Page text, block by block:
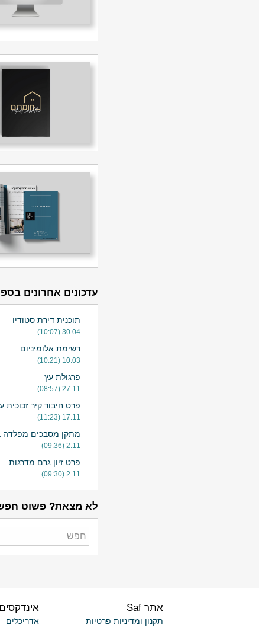
עדכונים אחרונים
תוכנית דירת סטודיו
30.04 (10:07)
רשימת אלומיניום
10.03 (10:21)
פרגולת עץ
27.11 (08:57)
פרט חיבור קיר
17.11 (11:23)
מתקן מסבכים מפלדה
2.11 (09:36)
פרט זיון גרם מדרגות
2.11 (09:30)
לא מצאת? פשוט
אדריכלים
אתר Saf
תקנון ומדיניות פרטיות